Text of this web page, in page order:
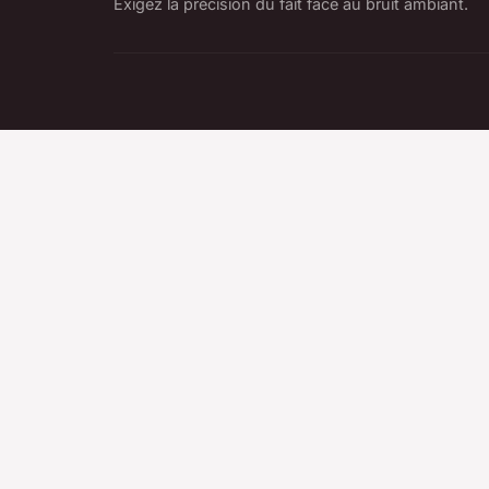
Exigez la précision du fait face au bruit ambiant.